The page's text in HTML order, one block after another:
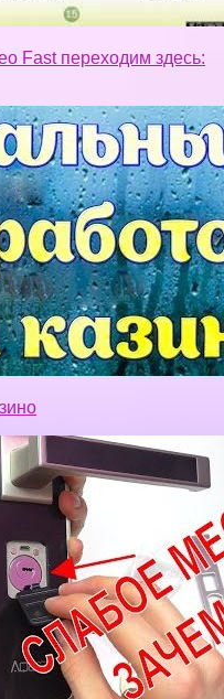
Fast переходим здесь: